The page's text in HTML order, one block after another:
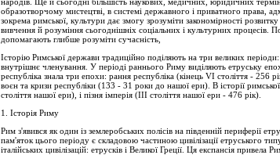
образотворчому мистецтві, в системі державного і приватного права,
зокрема римської, культури дає змогу зрозуміти закономірності
вивчення й розуміння сьогоднішніх соціальних і культурних процесів.
допомагають глибше розуміти сучасність,
Історію Римської держави традиційно поділяють на три великих
внутрішнє членування. У періоді раннього Риму виділяють етруську
республіка знала три епохи: рання республіка (кінець VI століття -
воєн та кризи республіки (133 - 31 роки до нашої ери). В історії
століття нашої ери), і пізня імперія (III століття нашої ери - 476 рік).
1. Історія Риму
Рим з'явився як один із землеробських полісів на південній периферії
пам'яток цього періоду є складовою частиною цивілізації етруського
італійських цивілізацій: етрусків і Великої Греції. Ця експансія